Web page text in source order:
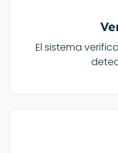
El sistema